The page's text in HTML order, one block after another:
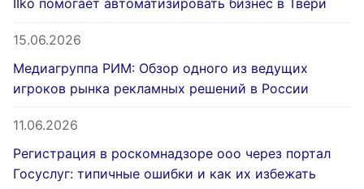
IIko помогает автоматизировать бизнес в Твери
15.06.2026
Медиагруппа РИМ: Обзор одного из ведущих
игроков рынка рекламных решений в России
11.06.2026
Регистрация в роскомнадзоре ооо через портал
Госуслуг: типичные ошибки и как их избежать